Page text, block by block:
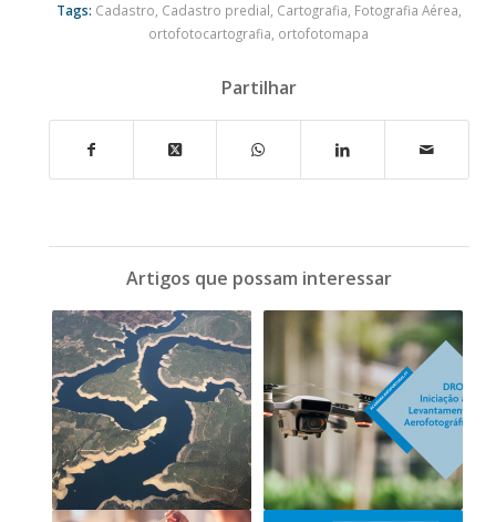
Tags: Cadastro Cadastro predial Cartografia Fotografia Aérea
ortofotocartografia ortofotomapa
Partilhar
Artigos que possam interessar